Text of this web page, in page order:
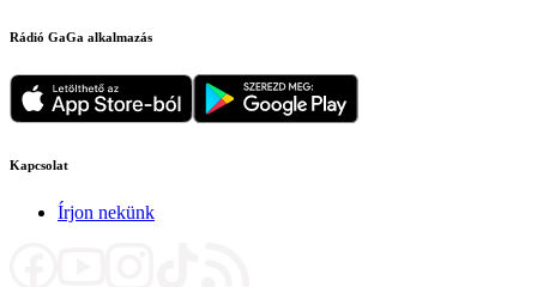
Rádió GaGa alkalmazás
Kapcsolat
Írjon nekünk